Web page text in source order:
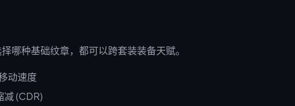
哪种基础纹章，都可以跨套装装备天赋。
动速度
(CDR)